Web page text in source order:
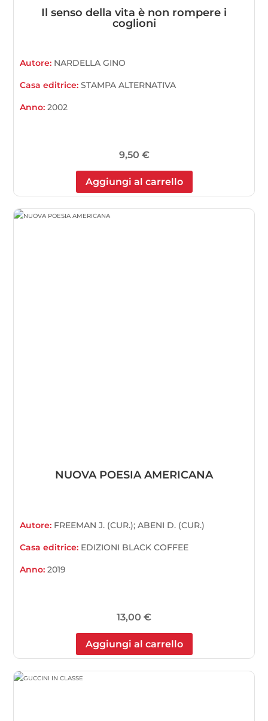
Il senso della vita è non rompere i
coglioni
Autore: NARDELLA GINO
Casa editrice:STAMPA ALTERNATIVA
Anno:2002
9,50 €
Aggiungi al carrello
NUOVA POESIA AMERICANA
Autore: FREEMAN J. (CUR.); ABENI D. (CUR.)
Casa editrice: EDIZIONI BLACK COFFEE
Anno:2019
13,00 €
Aggiungi al carrello